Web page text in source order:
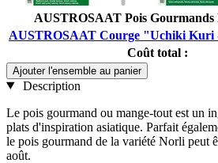
AUSTROSAAT Pois
AUSTROSAAT Courge "Uchiki Kuri
Coût total :
Ajouter l'ensemble au panier
Description
Le pois gourmand ou mange-tout est un
plats d'inspiration asiatique. Parfait
le pois gourmand de la variété Norli peut
août.